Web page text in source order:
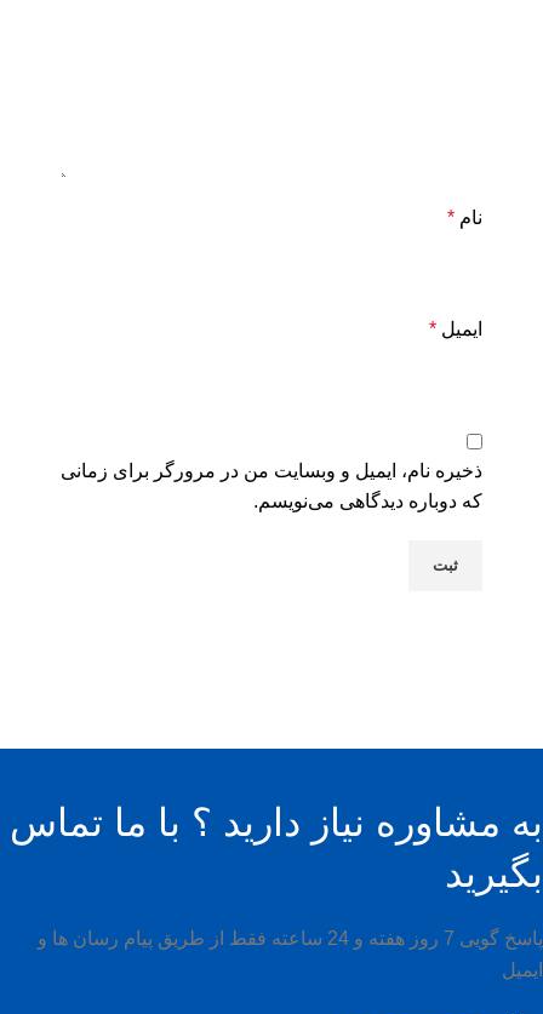
نام *
ایمیل *
ذخیره نام، ایمیل و وبسایت من در مرورگر برای زمانی
که دوباره دیدگاهی می‌نویسم.
به مشاوره نیاز دارید ؟ با ما تماس
بگیرید
پاسخ گویی 7 روز هفته و 24 ساعته فقط از طریق پیام رسان ها و
ایمیل